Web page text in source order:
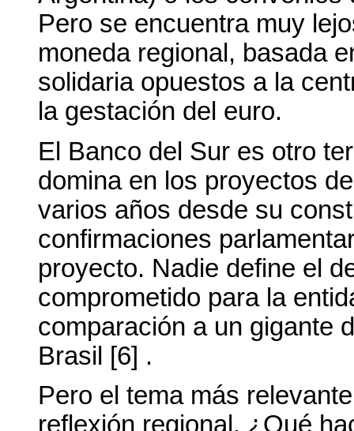
Pero se encuentra muy
moneda regional, basada
solidaria opuestos a la
la gestación del euro.
El Banco del Sur es otro
domina en los proyectos
varios años desde su
confirmaciones
proyecto. Nadie define el
comprometido para la
comparación a un gigante
Brasil [6] .
Pero el tema más
reflexión regional. ¿Qué